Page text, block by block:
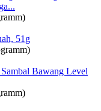
51g
Sambal Bawang Level